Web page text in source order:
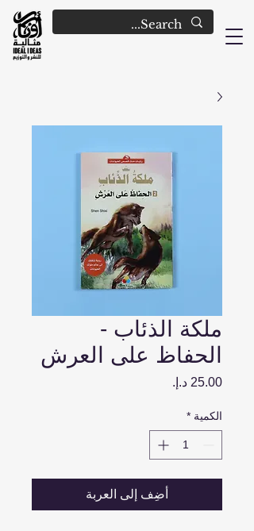
ملكة الذئاب -
الحفاظ على العرش
الكمية *
أضِف إلى العربة